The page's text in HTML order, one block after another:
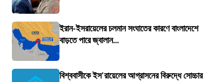
ইরান-ইসরায়েলের চলমান সংঘাতের কারণে বাংলাদেশে
বাড়তে পারে জ্বালান...
বিশ্ববাসীকে ইস'রায়েলের আগ্রাসনের বিরুদ্ধে সোচ্চার